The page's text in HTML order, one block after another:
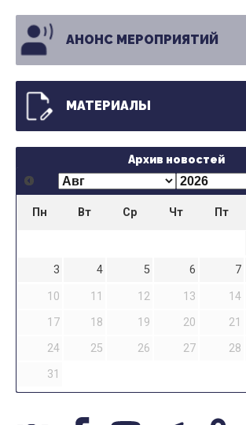
АНОНС МЕРОПРИЯТИЙ
МАТЕРИАЛЫ
Архив новостей
Пн Вт Ср Чт Пт
3
4 5 6 7
10
11 12 13 14
17
18 19 20 21
24
25 26 27 28
31